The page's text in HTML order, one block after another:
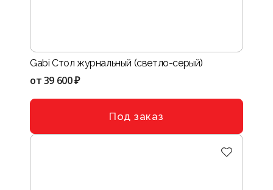
Gabi Стол журнальный (светло-серый)
от39 600 ₽
Под заказ